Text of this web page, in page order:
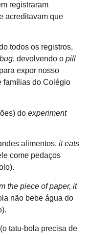
registraram
acreditavam que
todos os registros,
, devolvendo o pill
expor nosso
famílias do Colégio
do experiment
alimentos, it eats
come pedaços
the piece of paper, it
não bebe água do
(o tatu-bola precisa de